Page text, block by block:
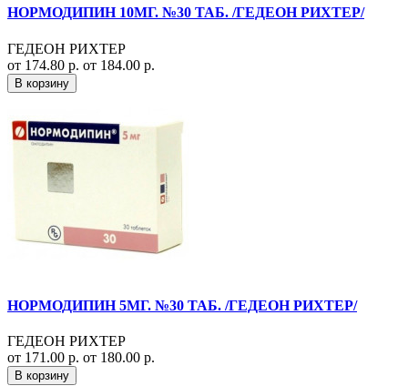
НОРМОДИПИН 10МГ. №30 ТАБ. /ГЕДЕОН РИХТЕР/
ГЕДЕОН РИХТЕР
от 174.80 р. от 184.00 р.
В корзину
НОРМОДИПИН 5МГ. №30 ТАБ. /ГЕДЕОН РИХТЕР/
ГЕДЕОН РИХТЕР
от 171.00 р. от 180.00 р.
В корзину